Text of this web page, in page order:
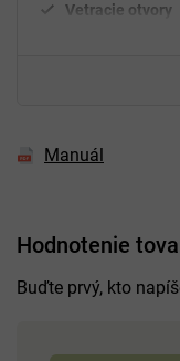
Vetracie otvory
Manuál
Hodnotenie
Buďte prvý, kto